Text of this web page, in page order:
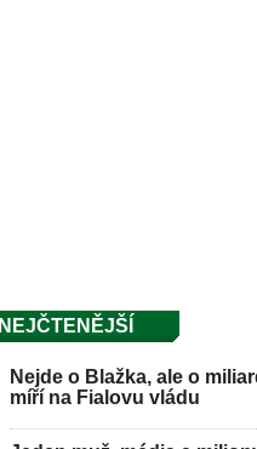
NEJČTENĚJŠÍ
Nejde o Blažka, ale o
míří na Fialovu vládu